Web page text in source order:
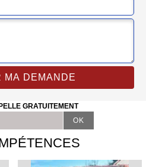
GRATUITEMENT